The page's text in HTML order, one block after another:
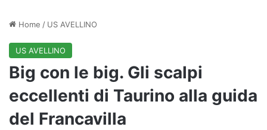
Home / US AVELLINO
US AVELLINO
Big con le big. Gli scalpi
eccellenti di Taurino alla guida
del Francavilla